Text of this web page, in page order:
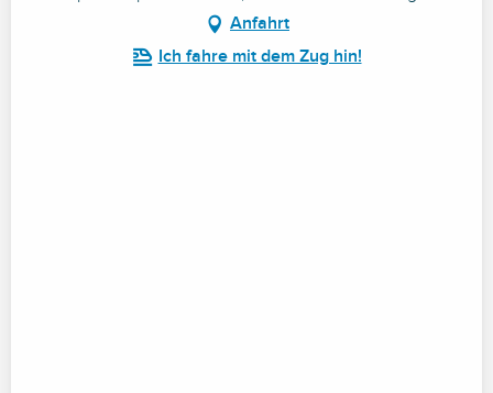
Anfahrt
Ich fahre mit dem Zug hin!